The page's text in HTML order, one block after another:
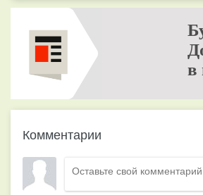
в
Комментарии